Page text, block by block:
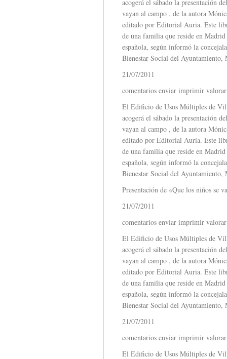
acogerá el sábado la presentación
vayan al campo , de la autora
editado por Editorial Auria. Este
de una familia que reside en
española, según informó la
Bienestar Social del Ayuntamiento,
21/07/2011
comentarios enviar imprimir
El Edificio de Usos Múltiples de
acogerá el sábado la presentación
vayan al campo , de la autora
editado por Editorial Auria. Este
de una familia que reside en
española, según informó la
Bienestar Social del Ayuntamiento,
Presentación de «Que los niños se
21/07/2011
comentarios enviar imprimir
El Edificio de Usos Múltiples de
acogerá el sábado la presentación
vayan al campo , de la autora
editado por Editorial Auria. Este
de una familia que reside en
española, según informó la
Bienestar Social del Ayuntamiento,
21/07/2011
comentarios enviar imprimir
El Edificio de Usos Múltiples de